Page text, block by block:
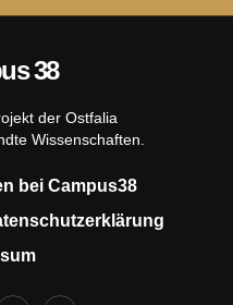
der Ostfalia
Wissenschaften.
bei Campus38